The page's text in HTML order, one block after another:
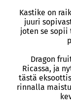
Kastike on
juuri
joten se
Dragon
Ricassa, ja
tästä
rinnalla